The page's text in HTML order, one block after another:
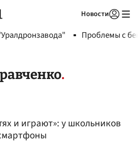
Новости
Проблемы с
и играют»: у школьников